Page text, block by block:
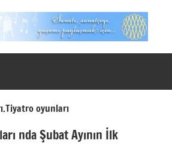
oyunları
nda Şubat Ayının İlk